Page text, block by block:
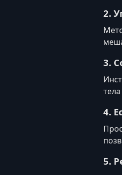
2.
3.
4.
5.